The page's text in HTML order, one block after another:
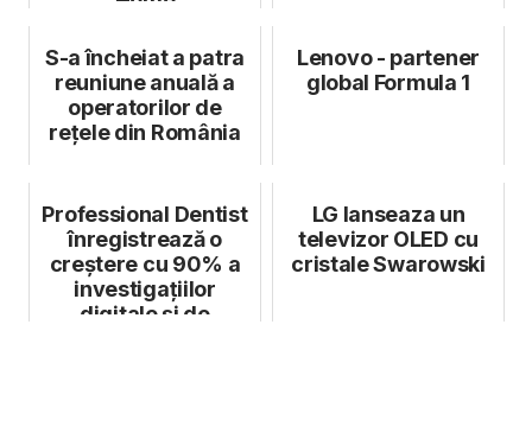
S-a încheiat a patra
reuniune anuală a
operatorilor de
rețele din România
Lenovo - partener
global Formula 1
Professional Dentist
înregistrează o
creștere cu 90% a
investigațiilor
digitale și de
LG lanseaza un
televizor OLED cu
cristale Swarowski